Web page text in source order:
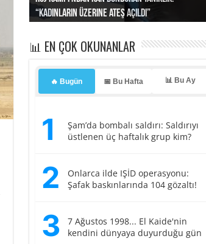
“Kadınların üzerine ateş açıldı”
Irak’a misilleme tehdidi!
yaptı… İsrail’in “timsah” planına fren!
kayıtlar başladı
basıldı, kabus yaşatıldı!
📊 EN ÇOK OKUNANLAR
🔥 Bugün 📅 Bu Hafta 📊 Bu Ay
1
Şam’da bombalı saldırı: Saldırıyı
üstlenen üç haftalık grup kim?
2
Onlarca ilde IŞİD operasyonu:
Şafak baskınlarında 104 gözaltı!
3
7 Ağustos 1998... El Kaide'nin
kendini dünyaya duyurduğu gün